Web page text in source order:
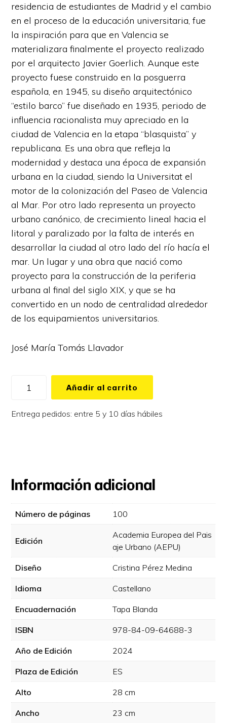
residencia de estudiantes de Madrid y el cambio
en el proceso de la educación universitaria, fue
la inspiración para que en Valencia se
materializara finalmente el proyecto realizado
por el arquitecto Javier Goerlich. Aunque este
proyecto fuese construido en la posguerra
española, en 1945, su diseño arquitectónico
“estilo barco” fue diseñado en 1935, periodo de
influencia racionalista muy apreciado en la
ciudad de Valencia en la etapa “blasquista” y
republicana. Es una obra que refleja la
modernidad y destaca una época de expansión
urbana en la ciudad, siendo la Universitat el
motor de la colonización del Paseo de Valencia
al Mar. Por otro lado representa un proyecto
urbano canónico, de crecimiento lineal hacia el
litoral y paralizado por la falta de interés en
desarrollar la ciudad al otro lado del río hacía el
mar. Un lugar y una obra que nació como
proyecto para la construcción de la periferia
urbana al final del siglo XIX, y que se ha
convertido en un nodo de centralidad alrededor
de los equipamientos universitarios.
José María Tomás Llavador
Añadir al carrito
Entrega pedidos: entre 5 y 10 días hábiles
Información adicional
Número de páginas 100
Edición
Academia Europea del Pais
aje Urbano (AEPU)
Diseño Cristina Pérez Medina
Idioma Castellano
Encuadernación Tapa Blanda
ISBN 978-84-09-64688-3
Año de Edición 2024
Plaza de Edición ES
Alto 28 cm
Ancho 23 cm